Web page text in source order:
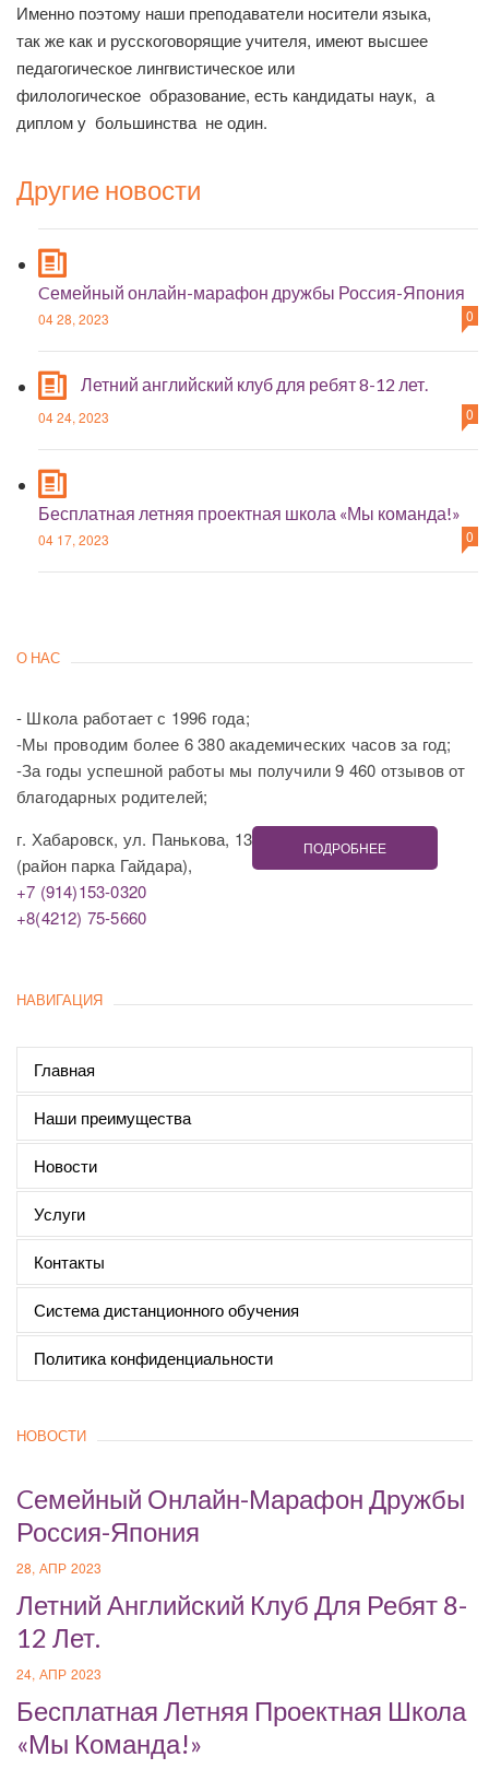
Именно поэтому наши преподаватели носители языка,
так же как и русскоговорящие учителя, имеют высшее
педагогическое лингвистическое или
филологическое образование, есть кандидаты наук, а
диплом у большинства не один.
Другие новости
Cемейный онлайн-марафон дружбы Россия-Япония
04 28, 2023 0
Летний английский клуб для ребят 8-12 лет.
04 24, 2023 0
Бесплатная летняя проектная школа «Мы команда!»
04 17, 2023 0
О НАС
- Школа работает с 1996 года;
-Мы проводим более 6 380 академических часов за год;
-За годы успешной работы мы получили 9 460 отзывов от
благодарных родителей;
г. Хабаровск, ул. Панькова, 13
(район парка Гайдара),
+7 (914)153-0320
+8(4212) 75-5660
ПОДРОБНЕЕ
НАВИГАЦИЯ
Главная
Наши преимущества
Новости
Услуги
Контакты
Система дистанционного обучения
Политика конфиденциальности
НОВОСТИ
Cемейный Онлайн-Марафон Дружбы
Россия-Япония
28, АПР 2023
Летний Английский Клуб Для Ребят 8-
12 Лет.
24, АПР 2023
Бесплатная Летняя Проектная Школа
«Мы Команда!»